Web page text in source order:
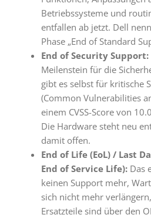
Betriebssysteme und
entfallen ab jetzt. Dell
Phase „End of Standard
End of Security Support:
Meilenstein für die
gibt es selbst für kritische
(Common Vulnerabilities
einem CVSS-Score von
Die Hardware steht neu
damit offen.
End of Life (EoL) / Last
End of Service Life): Das
keinen Support mehr,
sich nicht mehr
Ersatzteile sind über den